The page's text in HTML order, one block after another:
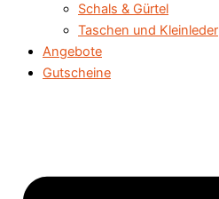
Schals & Gürtel
Taschen und Kleinleder
Angebote
Gutscheine